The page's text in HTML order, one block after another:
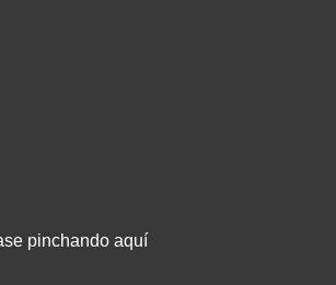
pinchando aquí